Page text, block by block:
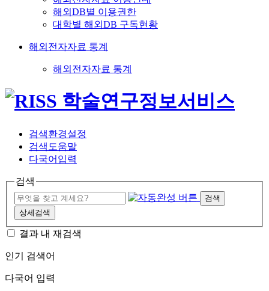
해외DB별 이용권한
대학별 해외DB 구독현황
해외전자자료 통계
해외전자자료 통계
검색환경설정
검색도움말
다국어입력
검색
검색
상세검색
결과 내 재검색
인기 검색어
다국어 입력